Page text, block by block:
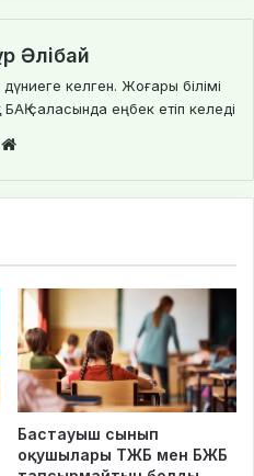
Әлібай
келген. Жоғары білімі
саласында еңбек етіп келеді
te
Бастауыш сынып
оқушылары ТЖБ мен БЖБ